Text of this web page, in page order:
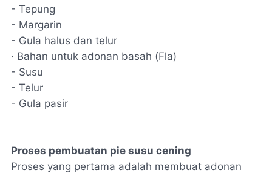
- Tepung
- Margarin
- Gula halus dan telur
· Bahan untuk adonan basah (Fla)
- Susu
- Telur
- Gula pasir
Proses pembuatan pie susu cening
Proses yang pertama adalah membuat adonan